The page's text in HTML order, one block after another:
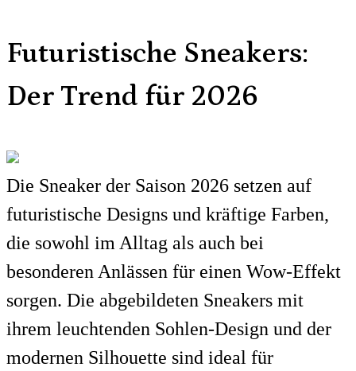
Futuristische Sneakers:
Der Trend für 2026
Die Sneaker der Saison 2026 setzen auf
futuristische Designs und kräftige Farben,
die sowohl im Alltag als auch bei
besonderen Anlässen für einen Wow-Effekt
sorgen. Die abgebildeten Sneakers mit
ihrem leuchtenden Sohlen-Design und der
modernen Silhouette sind ideal für